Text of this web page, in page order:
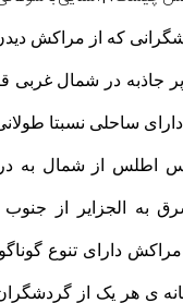
که از مراکش دیدن
جاذبه در شمال غربی
ساحلی نسبتا
اطلس از شمال به
به الجزایر از
دارای تنوع
ی هر یک از